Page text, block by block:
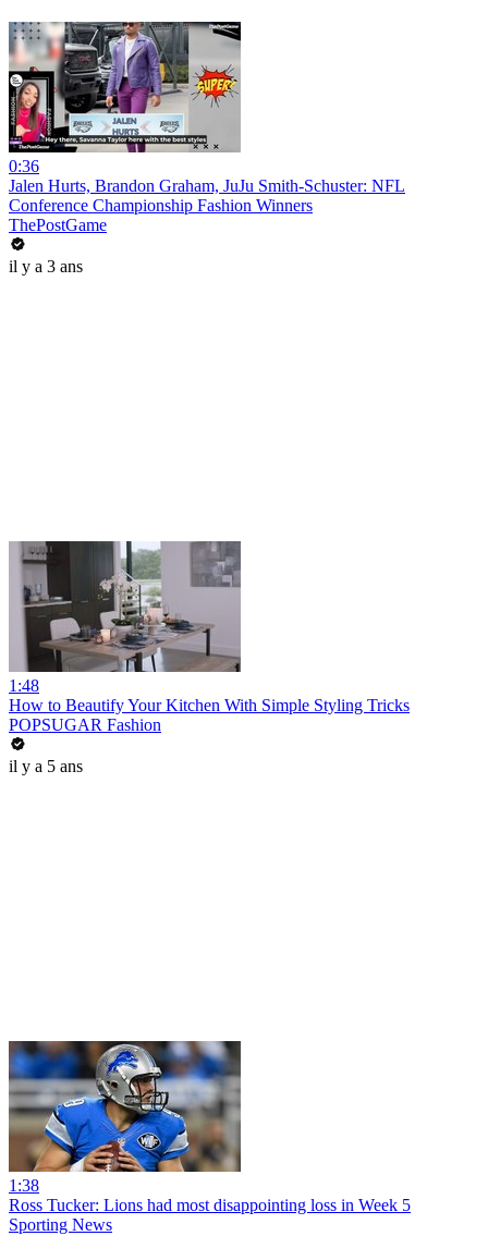
0:36
Jalen Hurts, Brandon Graham, JuJu Smith-Schuster: NFL
Conference Championship Fashion Winners
ThePostGame
il y a 3 ans
1:48
How to Beautify Your Kitchen With Simple Styling Tricks
POPSUGAR Fashion
il y a 5 ans
1:38
Ross Tucker: Lions had most disappointing loss in Week 5
Sporting News